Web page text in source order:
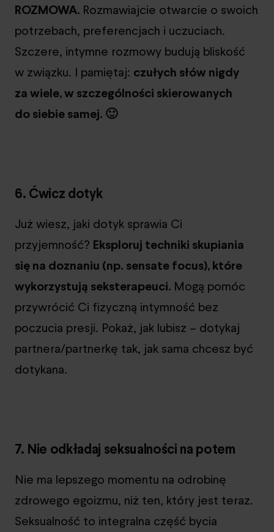
ROZMOWA. Rozmawiajcie otwarcie o swoich
potrzebach, preferencjach i uczuciach.
Szczere, intymne rozmowy budują bliskość
w związku. I pamiętaj: czułych słów nigdy
za wiele, w szczególności skierowanych
do siebie samej. 🙂
6. Ćwicz dotyk
Już wiesz, jaki dotyk sprawia Ci
przyjemność? Eksploruj techniki skupiania
się na doznaniu (np. sensate focus), które
wykorzystują seksterapeuci. Mogą pomóc
przywrócić Ci fizyczną intymność bez
poczucia presji. Pokaż, jak lubisz – dotykaj
partnera/partnerkę tak, jak sama chcesz być
dotykana.
7. Nie odkładaj seksualności na potem
Nie ma lepszego momentu na odrobinę
zdrowego egoizmu, niż ten, który jest teraz.
Seksualność to integralna część bycia